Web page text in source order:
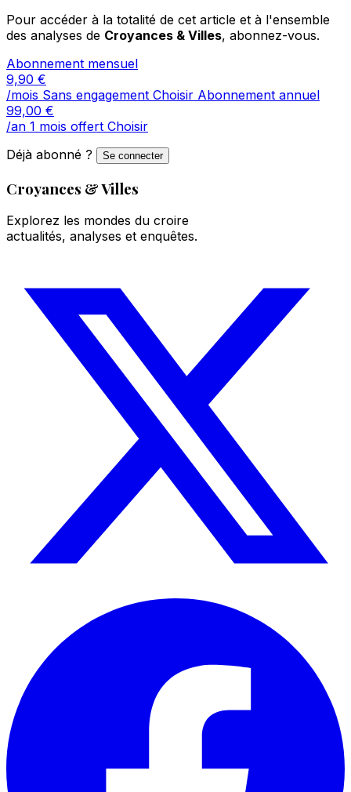
Pour accéder à la totalité de cet article et à l'ensemble
des analyses de Croyances & Villes, abonnez-vous.
Abonnement mensuel
9,90 €
/mois Sans engagement Choisir Abonnement annuel
99,00 €
/an 1 mois offert Choisir
Déjà abonné ?
Se connecter
Croyances & Villes
Explorez les mondes du croire
actualités, analyses et enquêtes.